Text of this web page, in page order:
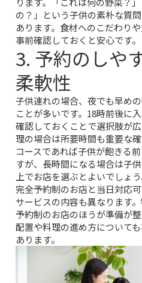
の？」という子供の素朴な質
あります。食材へのこだわり
事前確認しておくと安心です。
3. 予約のしや
柔軟性
子供連れの場合、夜でも早め
ことが多いです。18時前後に
確認しておくことで選択肢が
理の場合は所要時間も重要な
コースであれば子供が飽きる
すが、長時間になる場合は子
上でお店を選ぶとよいでしょう
完全予約制のお店と当日対応
サービスの内容も異なります
予約制のお店のほうが準備が
配置や料理の進め方について
あります。